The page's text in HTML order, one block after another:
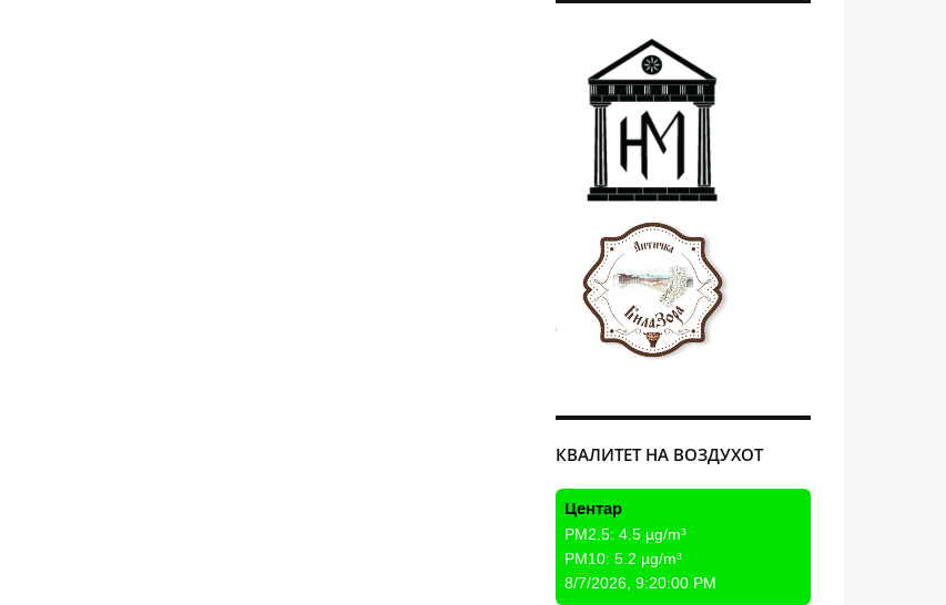
КВАЛИТЕТ НА ВОЗДУХОТ
Центар
PM2.5: 4.5 µg/m³
PM10: 5.2 µg/m³
8/7/2026, 9:20:00 PM